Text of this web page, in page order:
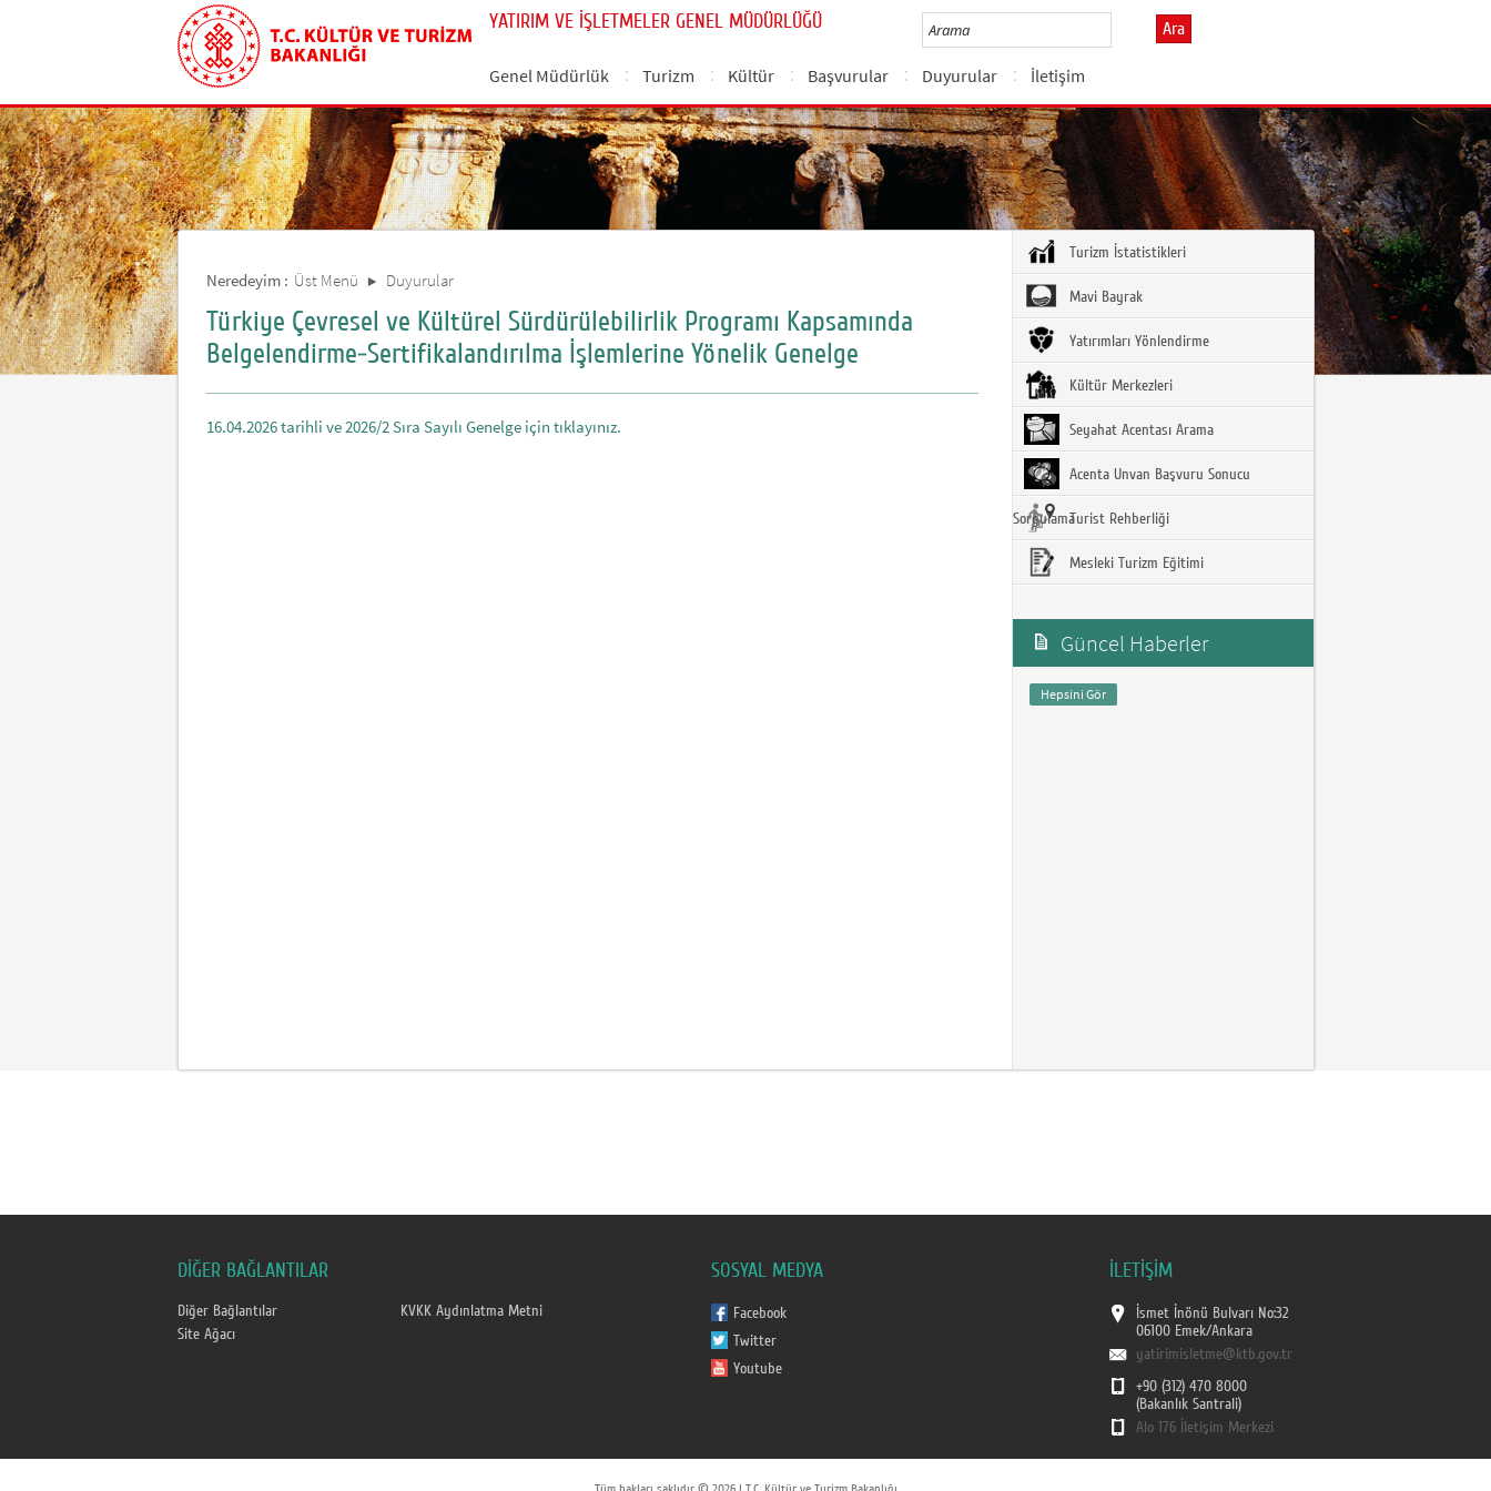
YATIRIM VE İŞLETMELER GENEL MÜDÜRLÜĞÜ Ara
Genel Müdürlük Turizm Kültür Başvurular Duyurular İletişim
Neredeyim : Üst Menü Duyurular
Türkiye Çevresel ve Kültürel Sürdürülebilirlik Programı Kapsamında
Belgelendirme-Sertifikalandırılma İşlemlerine Yönelik Genelge
16.04.2026 tarihli ve 2026/2 Sıra Sayılı Genelge için tıklayınız.
Turizm İstatistikleri
Mavi Bayrak
Yatırımları Yönlendirme
Kültür Merkezleri
Seyahat Acentası Arama
Acenta Unvan Başvuru Sonucu
SorgulamaTurist Rehberliği
Mesleki Turizm Eğitimi
Güncel Haberler
Hepsini Gör
DİĞER BAĞLANTILAR
Diğer Bağlantılar
KVKK Aydınlatma Metni
Site Ağacı
SOSYAL MEDYA
Facebook
Twitter
Youtube
İLETİŞİM
İsmet İnönü Bulvarı No:32
06100 Emek/Ankara
yatirimisletme@ktb.gov.tr
+90 (312) 470 8000
(Bakanlık Santrali)
Alo 176 İletişim Merkezi